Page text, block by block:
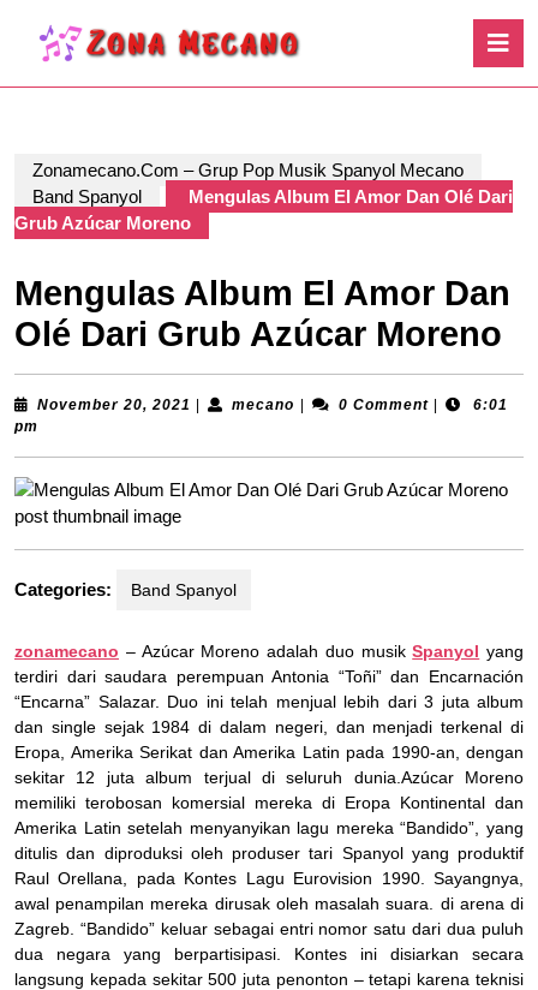
content
Zonamecano.Com – Grup Pop Musik Spanyol Mecano
Band Spanyol
Mengulas Album El Amor Dan Olé Dari
Grub Azúcar Moreno
Mengulas Album El Amor Dan
Olé Dari Grub Azúcar Moreno
November 20, 2021 November
mecano mecano0 Comment
6:01
pm
Categories: Band Spanyol
zonamecano – Azúcar Moreno adalah duo musikSpanyol yang
terdiri dari saudara perempuan Antonia “Toñi” dan Encarnación
“Encarna” Salazar. Duo ini telah menjual lebih dari 3 juta album
dan single sejak 1984 di dalam negeri, dan menjadi terkenal di
Eropa, Amerika Serikat dan Amerika Latin pada 1990-an, dengan
sekitar 12 juta album terjual di seluruh dunia.Azúcar Moreno
memiliki terobosan komersial mereka di Eropa Kontinental dan
Amerika Latin setelah menyanyikan lagu mereka “Bandido”, yang
ditulis dan diproduksi oleh produser tari Spanyol yang produktif
Raul Orellana, pada Kontes Lagu Eurovision 1990. Sayangnya,
awal penampilan mereka dirusak oleh masalah suara. di arena di
Zagreb. “Bandido” keluar sebagai entri nomor satu dari dua puluh
dua negara yang berpartisipasi. Kontes ini disiarkan secara
langsung kepada sekitar 500 juta penonton – tetapi karena teknisi